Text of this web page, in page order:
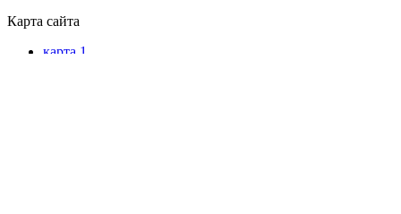
Карта сайта
карта 1